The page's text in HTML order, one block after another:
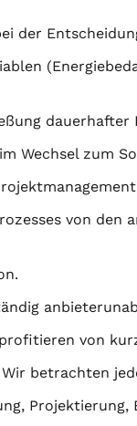
der
dauerhafter
Wechsel zum
von den
von
betrachten
, Projektierung,